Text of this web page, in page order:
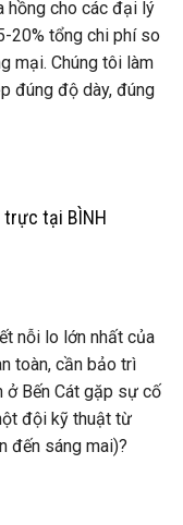
hồng cho các đại lý
20% tổng chi phí so
mại. Chúng tôi làm
đúng độ dày, đúng
trực tại BÌNH
nỗi lo lớn nhất của
toàn, cần bảo trì
ở Bến Cát gặp sự cố
đội kỹ thuật từ
đến sáng mai)?